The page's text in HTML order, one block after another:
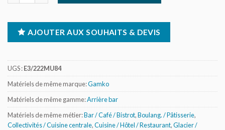
AJOUTER AUX SOUHAITS & DEVIS
UGS :E3/222MU84
Matériels de même marque:Gamko
Matériels de même gamme:Arrière bar
Matériels de même métier:Bar / Café / Bistrot,Boulang. / Pâtisserie,
Collectivités / Cuisine centrale,Cuisine / Hôtel / Restaurant,Glacier /